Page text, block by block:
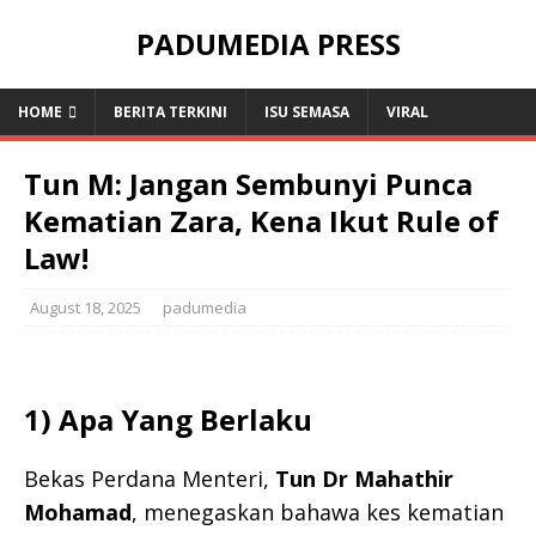
PADUMEDIA PRESS
HOME BERITA TERKINI ISU SEMASA VIRAL
Tun M: Jangan Sembunyi Punca
Kematian Zara, Kena Ikut Rule of
Law!
August 18, 2025 padumedia
1) Apa Yang Berlaku
Bekas Perdana Menteri, Tun Dr Mahathir
Mohamad, menegaskan bahawa kes kematian